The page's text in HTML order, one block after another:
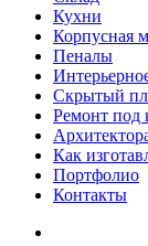
Кухни
Корпусная
Пеналы
Скрытый
Ремонт под
Как
Портфолио
Контакты